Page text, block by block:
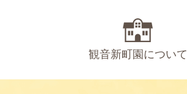
観音新町園について